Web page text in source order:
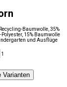
Baumwolle, 35%
15% Baumwolle
und Ausflüge
1
Varianten